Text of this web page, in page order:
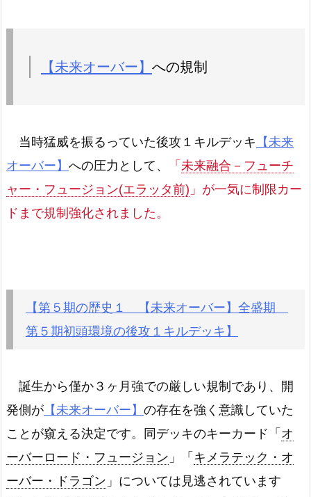
【未来オーバー】 への規制
当時猛威を振るっていた後攻１キルデッキ 【未来
オーバー】 への圧力として、 「 未来融合－フューチ
ャー・フュージョン(エラッタ前) 」が一気に制限カー
ドまで規制強化されました。
【第５期の歴史１ 【未来オーバー】全盛期
第５期初頭環境の後攻１キルデッキ】
誕生から僅か３ヶ月強での厳しい規制であり、開
発側が 【未来オーバー】 の存在を強く意識していた
ことが窺える決定です。同デッキのキーカード「 オ
ーバーロード・フュージョン 」「 キメラテック・オ
ーバー・ドラゴン 」については見逃されています